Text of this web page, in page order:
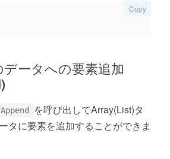
Copy
ータへの要素追加
を呼び出してArray(List)タ
タに要素を追加することができま